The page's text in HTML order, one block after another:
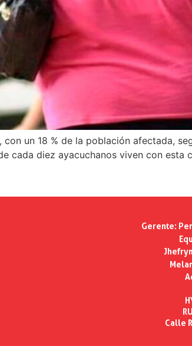
un 18 % de la población afectada,
cada diez ayacuchanos viven con esta
Gerente:
Calle